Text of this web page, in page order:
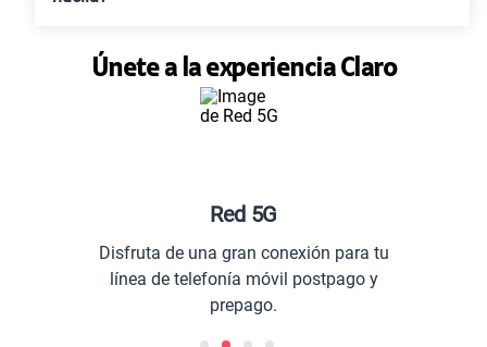
Únete a la experiencia Claro
Red 5G
Disfruta de una gran conexión para tu
línea de telefonía móvil postpago y
prepago.